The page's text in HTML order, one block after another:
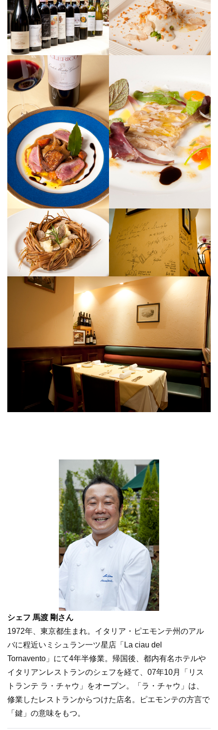
シェフ 馬渡 剛さん
1972年、東京都生まれ。イタリア・ピエモンテ州のアル
バに程近いミシュラン一ツ星店「La ciau del
Tornavento」にて4年半修業。帰国後、都内有名ホテルや
イタリアンレストランのシェフを経て、07年10月「リス
トランテ ラ・チャウ」をオープン。「ラ・チャウ」は、
修業したレストランからつけた店名。ピエモンテの方言で
「鍵」の意味をもつ。